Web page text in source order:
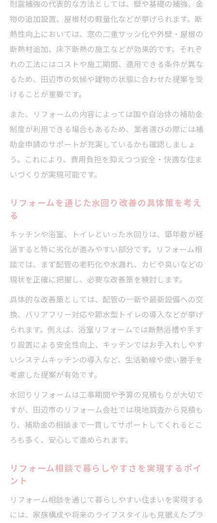
第一歩
耐震補強の代表的な方法としては、壁や基礎の補強、金
物の追加設置、屋根材の軽量化などが挙げられます。断
熱性向上においては、窓の二重サッシ化や外壁・屋根の
断熱材追加、床下断熱の施工などが効果的です。それぞ
れの工法にはコストや施工期間、適用できる条件が異な
るため、田辺市の気候や建物の状態に合わせた提案を受
けることが重要です。
また、リフォームの内容によっては国や自治体の補助金
制度が利用できる場合もあるため、業者選びの際には補
助金申請のサポートが充実しているかも確認しましょ
う。これにより、費用負担を抑えつつ安全・快適な住ま
いづくりが実現可能です。
リフォームを通じた水回り改善の具体策を考え
る
キッチンや浴室、トイレといった水回りは、築年数が経
過すると特に劣化が進みやすい部分です。リフォーム相
談では、まず配管の老朽化や水漏れ、カビや臭いなどの
現状を正確に把握し、必要な改善策を検討します。
具体的な改善策としては、配管の一新や最新設備への交
換、バリアフリー対応や節水型トイレの導入などが挙げ
られます。例えば、浴室リフォームでは断熱浴槽や手す
り設置による安全性向上、キッチンではお手入れしやす
いシステムキッチンの導入など、生活動線や使い勝手を
考慮した提案が有効です。
水回りリフォームは工事期間や予算の見積もりが大切で
すが、田辺市のリフォーム会社では現地調査から見積も
り、補助金の相談まで一貫してサポートしてくれるとこ
ろも多く、安心して進められます。
リフォーム相談で暮らしやすさを実現するポイ
ント
リフォーム相談を通じて暮らしやすい住まいを実現する
には、家族構成や将来のライフスタイルも見据えたプラ